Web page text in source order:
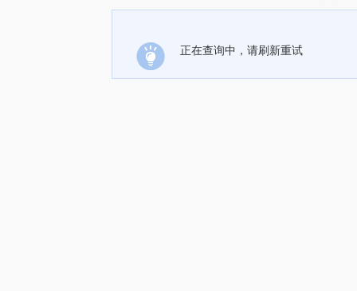
正在查询中，请刷新重试